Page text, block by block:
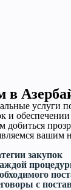
в
услуги
и
закупок
с